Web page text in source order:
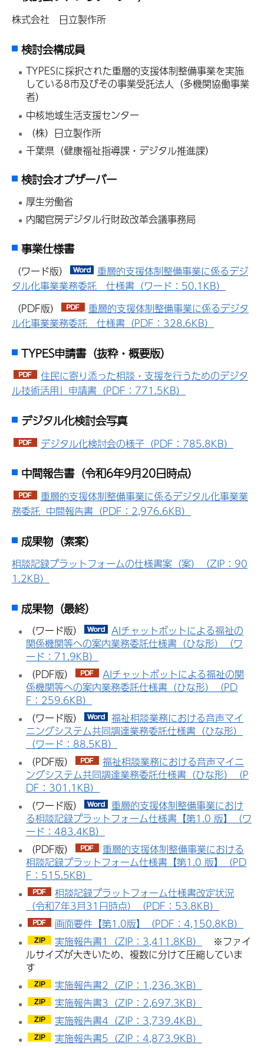
株式会社 日立製作所
検討会構成員
TYPESに採択された重層的支援体制整備事業を実施
している8市及びその事業受託法人（多機関協働事業
者）
中核地域生活支援センター
（株）日立製作所
千葉県（健康福祉指導課・デジタル推進課）
検討会オブザーバー
厚生労働省
内閣官房デジタル行財政改革会議事務局
事業仕様書
（ワード版）
重層的支援体制整備事業に係るデジ
タル化事業業務委託 仕様書（ワード：50.1KB）
（PDF版）
重層的支援体制整備事業に係るデジタ
ル化事業業務委託 仕様書（PDF：328.6KB）
TYPES申請書（抜粋・概要版）
住民に寄り添った相談・支援を行うためのデジタ
ル技術活用」申請書（PDF：771.5KB）
デジタル化検討会写真
デジタル化検討会の様子（PDF：785.8KB）
中間報告書（令和6年9月20日時点）
重層的支援体制整備事業に係るデジタル化事業業
務委託 中間報告書（PDF：2,976.6KB）
成果物（素案）
相談記録プラットフォームの仕様書案（案）（ZIP：90
1.2KB）
成果物（最終）
（ワード版）
AIチャットボットによる福祉の
関係機関等への案内業務委託仕様書（ひな形）（ワ
ード：71.9KB）
（PDF版）
AIチャットボットによる福祉の関
係機関等への案内業務委託仕様書（ひな形）（PD
F：259.6KB）
（ワード版）
福祉相談業務における音声マイ
ニングシステム共同調達業務委託仕様書（ひな形）
（ワード：88.5KB）
（PDF版）
福祉相談業務における音声マイニ
ングシステム共同調達業務委託仕様書（ひな形）（P
DF：301.1KB）
（ワード版）
重層的支援体制整備事業におけ
る相談記録プラットフォーム仕様書【第1.0 版】（ワ
ード：483.4KB）
（PDF版）
重層的支援体制整備事業における
相談記録プラットフォーム仕様書【第1.0 版】（PD
F：515.5KB）
相談記録プラットフォーム仕様書改定状況
（令和7年3月31日時点）（PDF：53.8KB）
画面要件【第1.0版】（PDF：4,150.8KB）
実施報告書1（ZIP：3,411.8KB）
※ファイ
ルサイズが大きいため、複数に分けて圧縮していま
す
実施報告書2（ZIP：1,236.3KB）
実施報告書3（ZIP：2,697.3KB）
実施報告書4（ZIP：3,739.4KB）
実施報告書5（ZIP：4,873.9KB）